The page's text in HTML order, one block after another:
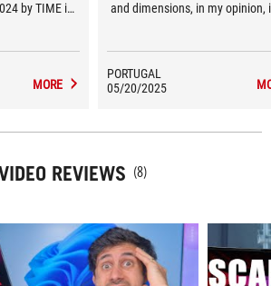
by TIME in
Hardware and
MORE
and dimensions, in my opinion,
that you can take on vacation.
having excellent graphics and
notch processor, it's a
PORTUGAL
05/20/2025
REVIEWS (8)